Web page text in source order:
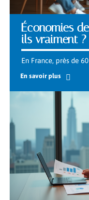
Économies
ils vraiment ?
En France, près de
En savoir plus